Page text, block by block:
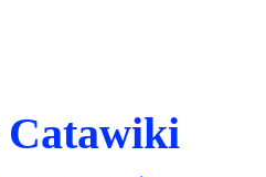
Catawiki